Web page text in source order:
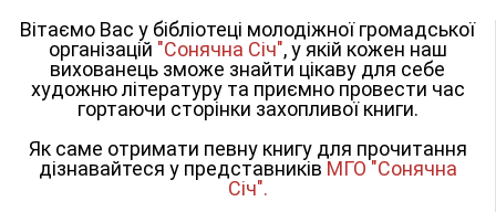
Вітаємо Вас у бібліотеці молодіжної громадської
організацій "Сонячна Січ", у якій кожен наш
вихованець зможе знайти цікаву для себе
художню літературу та приємно провести час
гортаючи сторінки захопливої книги.
Як саме отримати певну книгу для прочитання
дізнавайтеся у представників МГО "Сонячна
Січ".